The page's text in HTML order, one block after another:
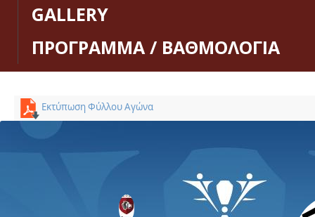
GALLERY
ΠΡΟΓΡΑΜΜΑ / ΒΑΘΜΟΛΟΓΙΑ
Εκτύπωση Φύλλου Αγώνα